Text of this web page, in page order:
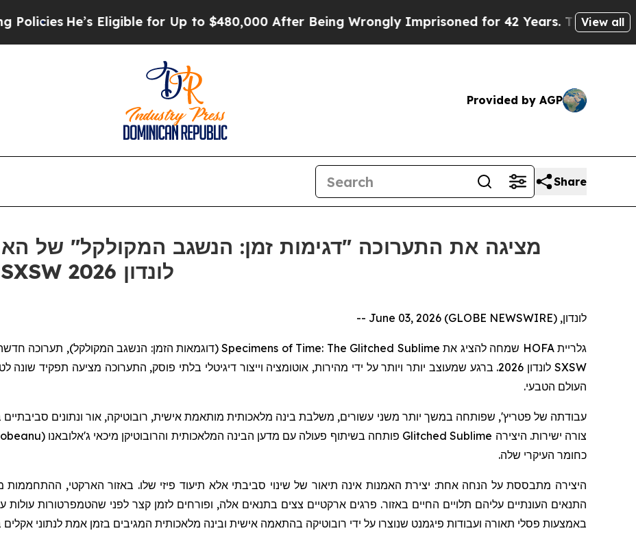
He’s Eligible for Up to $480,000 After Being Wrongly Imprisoned for 42 Years. The State Says
View all
Provided by AGP
Share
פטריץ', שנפתחה במהלך SXSW לונדון 2026
לונדון, June 03, 2026 (GLOBE NEWSWIRE) --
גלרייתHOFA שמחה להציג את Specimens of Time: The Glitched Sublime(דוגמאות הזמן: הנשגב המקולקל), תערוכה
SXSW
לונדון 2026. ברגע שמעוצב יותר ויותר על ידי מהירות, אוטומציה וייצור דיגיטלי בלתי פוסק, התערוכה מציעה תפקיד
העולם הטבעי.
עבודתה של פטריץ', שפותחה במשך יותר משני עשורים, משלבת בינה מלאכותית מותאמת אישית, רובוטיקה, אור ונתונים סביבתיים
צורה ישירות. היצירה Glitched Sublime פותחה בשיתוף פעולה עם מדען הבינה המלאכותית והרובוטיקן מיכאי ג'אלובאנו (
כחומר העיקרי שלה.
היצירה מתבססת על הנחה אחת: יצירת האמנות אינה תיאור של שינוי סביבתי אלא תיעוד פיזי שלו. באזור הארקטי,
התנאים העונתיים עליהם תלויים החיים באזור. פרגים ארקטיים צצים בתנאים אלה, ופורחים לזמן קצר לפני שהטמפרטורות
באמצעות פסלי תאורה ועבודות פיגמנט שנוצרו על ידי רובוטיקה בהתאמה אישית ובינה מלאכותית המגיבים בזמן אמת לנתוני